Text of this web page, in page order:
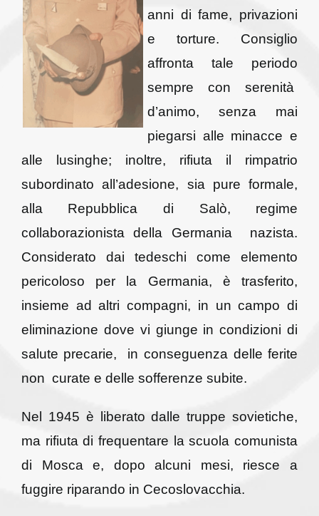
anni di fame, privazioni
e torture. Consiglio
affronta tale periodo
sempre con serenità
d’animo, senza mai
piegarsi alle minacce e
alle lusinghe; inoltre, rifiuta il rimpatrio
subordinato all’adesione, sia pure formale,
alla Repubblica di Salò, regime
collaborazionista della Germania nazista.
Considerato dai tedeschi come elemento
pericoloso per la Germania, è trasferito,
insieme ad altri compagni, in un campo di
eliminazione dove vi giunge in condizioni di
salute precarie, in conseguenza delle ferite
non curate e delle sofferenze subite.
Nel 1945 è liberato dalle truppe sovietiche,
ma rifiuta di frequentare la scuola comunista
di Mosca e, dopo alcuni mesi, riesce a
fuggire riparando in Cecoslovacchia.